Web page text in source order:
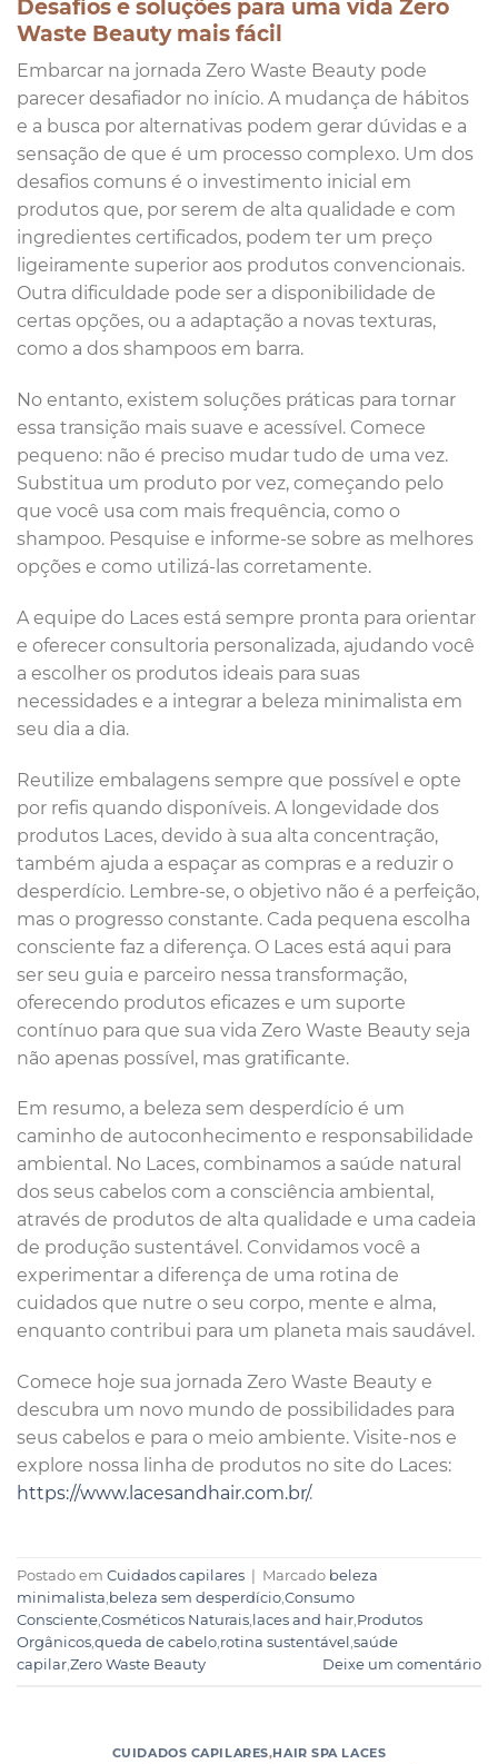
Desafios e soluções para uma vida Zero
Waste Beauty mais fácil
Embarcar na jornada Zero Waste Beauty pode
parecer desafiador no início. A mudança de hábitos
e a busca por alternativas podem gerar dúvidas e a
sensação de que é um processo complexo. Um dos
desafios comuns é o investimento inicial em
produtos que, por serem de alta qualidade e com
ingredientes certificados, podem ter um preço
ligeiramente superior aos produtos convencionais.
Outra dificuldade pode ser a disponibilidade de
certas opções, ou a adaptação a novas texturas,
como a dos shampoos em barra.
No entanto, existem soluções práticas para tornar
essa transição mais suave e acessível. Comece
pequeno: não é preciso mudar tudo de uma vez.
Substitua um produto por vez, começando pelo
que você usa com mais frequência, como o
shampoo. Pesquise e informe-se sobre as melhores
opções e como utilizá-las corretamente.
A equipe do Laces está sempre pronta para orientar
e oferecer consultoria personalizada, ajudando você
a escolher os produtos ideais para suas
necessidades e a integrar a beleza minimalista em
seu dia a dia.
Reutilize embalagens sempre que possível e opte
por refis quando disponíveis. A longevidade dos
produtos Laces, devido à sua alta concentração,
também ajuda a espaçar as compras e a reduzir o
desperdício. Lembre-se, o objetivo não é a perfeição,
mas o progresso constante. Cada pequena escolha
consciente faz a diferença. O Laces está aqui para
ser seu guia e parceiro nessa transformação,
oferecendo produtos eficazes e um suporte
contínuo para que sua vida Zero Waste Beauty seja
não apenas possível, mas gratificante.
Em resumo, a beleza sem desperdício é um
caminho de autoconhecimento e responsabilidade
ambiental. No Laces, combinamos a saúde natural
dos seus cabelos com a consciência ambiental,
através de produtos de alta qualidade e uma cadeia
de produção sustentável. Convidamos você a
experimentar a diferença de uma rotina de
cuidados que nutre o seu corpo, mente e alma,
enquanto contribui para um planeta mais saudável.
Comece hoje sua jornada Zero Waste Beauty e
descubra um novo mundo de possibilidades para
seus cabelos e para o meio ambiente. Visite-nos e
explore nossa linha de produtos no site do Laces:
https://www.lacesandhair.com.br/.
Postado em Cuidados capilares Marcado beleza
minimalista,beleza sem desperdício,Consumo
Consciente,Cosméticos Naturais, laces and hair,Produtos
Orgânicos,queda de cabelo,rotina sustentável ,saúde
capilar,Zero Waste Beauty Deixe um comentário
CUIDADOS CAPILARES,HAIR SPA LACES